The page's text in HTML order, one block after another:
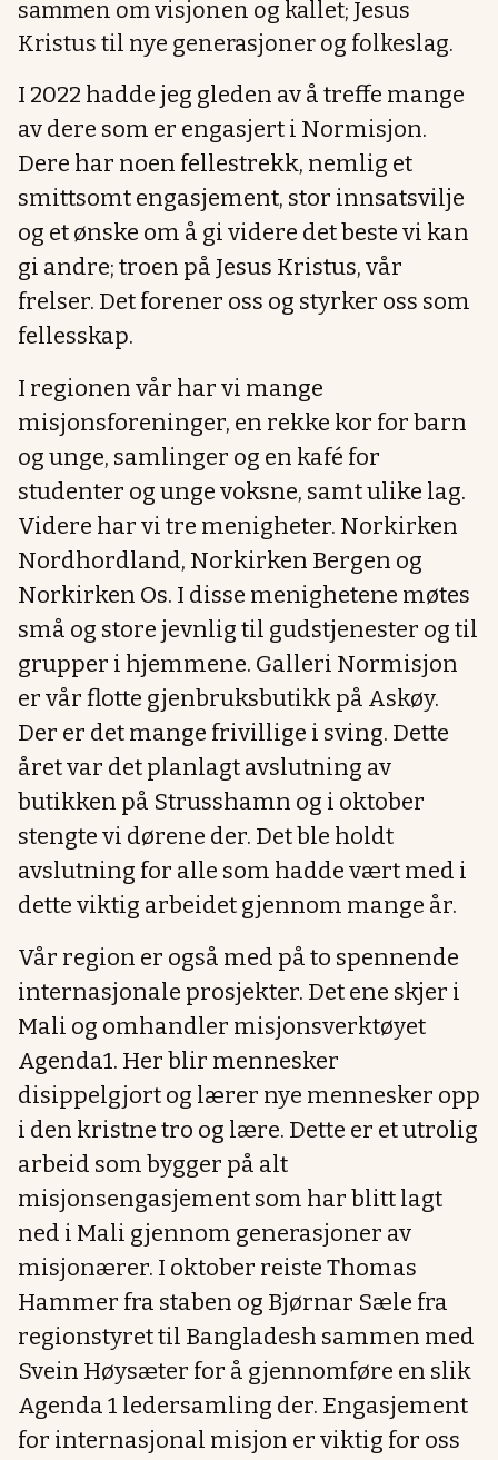
sammen om visjonen og kallet; Jesus
Kristus til nye generasjoner og folkeslag.
I 2022 hadde jeg gleden av å treffe mange
av dere som er engasjert i Normisjon.
Dere har noen fellestrekk, nemlig et
smittsomt engasjement, stor innsatsvilje
og et ønske om å gi videre det beste vi kan
gi andre; troen på Jesus Kristus, vår
frelser. Det forener oss og styrker oss som
fellesskap.
I regionen vår har vi mange
misjonsforeninger, en rekke kor for barn
og unge, samlinger og en kafé for
studenter og unge voksne, samt ulike lag.
Videre har vi tre menigheter. Norkirken
Nordhordland, Norkirken Bergen og
Norkirken Os. I disse menighetene møtes
små og store jevnlig til gudstjenester og til
grupper i hjemmene. Galleri Normisjon
er vår flotte gjenbruksbutikk på Askøy.
Der er det mange frivillige i sving. Dette
året var det planlagt avslutning av
butikken på Strusshamn og i oktober
stengte vi dørene der. Det ble holdt
avslutning for alle som hadde vært med i
dette viktig arbeidet gjennom mange år.
Vår region er også med på to spennende
internasjonale prosjekter. Det ene skjer i
Mali og omhandler misjonsverktøyet
Agenda1. Her blir mennesker
disippelgjort og lærer nye mennesker opp
i den kristne tro og lære. Dette er et utrolig
arbeid som bygger på alt
misjonsengasjement som har blitt lagt
ned i Mali gjennom generasjoner av
misjonærer. I oktober reiste Thomas
Hammer fra staben og Bjørnar Sæle fra
regionstyret til Bangladesh sammen med
Svein Høysæter for å gjennomføre en slik
Agenda 1 ledersamling der. Engasjement
for internasjonal misjon er viktig for oss